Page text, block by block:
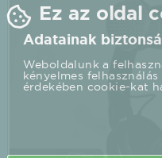
Ez az oldal
Adatainak
Weboldalunk a
kényelmes
érdekében cookie-kat